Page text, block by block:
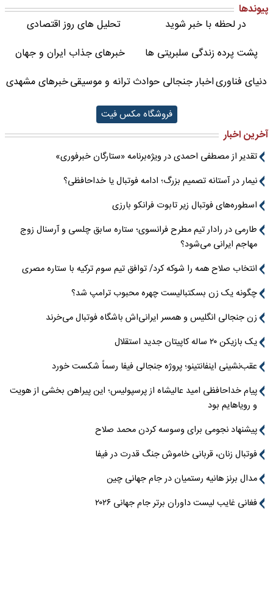
پیوندها
در لحظه با خبر شوید
تحلیل های روز اقتصادی
پشت پرده زندگی سلبریتی ها
خبرهای جذاب ایران و جهان
دنیای فناوریاخبار جنجالی حوادثترانه و موسیقیخبرهای مشهدی
فروشگاه مکس فیت
آخرین اخبار
تقدیر از مصطفی احمدی در ویژه‌برنامه «ستارگان خبرفوری»
نیمار در آستانه تصمیم بزرگ؛ ادامه فوتبال یا خداحافظی؟
اسطوره‌های فوتبال زیر تابوت فرانکو بارزی
طارمی در رادار تیم مطرح فرانسوی؛ ستاره سابق چلسی و آرسنال زوج
مهاجم ایرانی می‌شود؟
انتخاب صلاح همه را شوکه کرد/ توافق تیم سوم ترکیه با ستاره مصری
چگونه یک زن بسکتبالیست چهره محبوب ترامپ شد؟
زن جنجالی انگلیس و همسر ایرانی‌اش باشگاه فوتبال می‌خرند
یک بازیکن ۲۰ ساله کاپیتان جدید استقلال
عقب‌نشینی اینفانتینو؛ پروژه جنجالی فیفا رسماً شکست خورد
پیام خداحافظی امید عالیشاه از پرسپولیس؛ این پیراهن بخشی از هویت
و رویاهایم بود
پیشنهاد نجومی برای وسوسه کردن محمد صلاح
فوتبال زنان، قربانی خاموش جنگ قدرت در فیفا
مدال برنز هانیه رستمیان در جام جهانی چین
فغانی غایب لیست داوران برتر جام جهانی ۲۰۲۶